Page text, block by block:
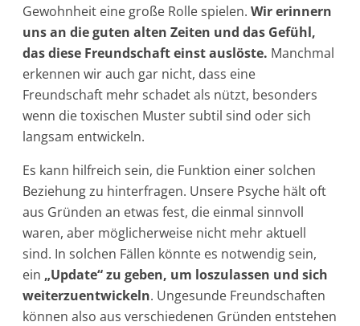
Gewohnheit eine große Rolle spielen. Wir erinnern
uns an die guten alten Zeiten und das Gefühl,
das diese Freundschaft einst auslöste. Manchmal
erkennen wir auch gar nicht, dass eine
Freundschaft mehr schadet als nützt, besonders
wenn die toxischen Muster subtil sind oder sich
langsam entwickeln.
Es kann hilfreich sein, die Funktion einer solchen
Beziehung zu hinterfragen. Unsere Psyche hält oft
aus Gründen an etwas fest, die einmal sinnvoll
waren, aber möglicherweise nicht mehr aktuell
sind. In solchen Fällen könnte es notwendig sein,
ein „Update“ zu geben, um loszulassen und sich
weiterzuentwickeln. Ungesunde Freundschaften
können also aus verschiedenen Gründen entstehen